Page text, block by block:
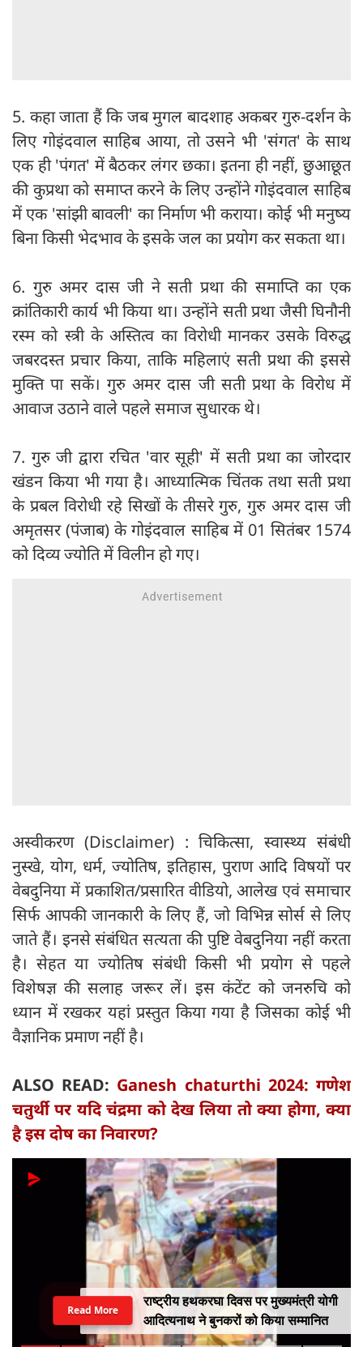
5. कहा जाता हैं कि जब मुगल बादशाह अकबर गुरु-दर्शन के
लिए गोइंदवाल साहिब आया, तो उसने भी 'संगत' के साथ
एक ही 'पंगत' में बैठकर लंगर छका। इतना ही नहीं, छुआछूत
की कुप्रथा को समाप्त करने के लिए उन्होंने गोइंदवाल साहिब
में एक 'सांझी बावली' का निर्माण भी कराया। कोई भी मनुष्य
बिना किसी भेदभाव के इसके जल का प्रयोग कर सकता था।
6. गुरु अमर दास जी ने सती प्रथा की समाप्ति का एक
क्रांतिकारी कार्य भी किया था। उन्होंने सती प्रथा जैसी घिनौनी
रस्म को स्त्री के अस्तित्व का विरोधी मानकर उसके विरुद्ध
जबरदस्त प्रचार किया, ताकि महिलाएं सती प्रथा की इससे
मुक्ति पा सकें। गुरु अमर दास जी सती प्रथा के विरोध में
आवाज उठाने वाले पहले समाज सुधारक थे।
7. गुरु जी द्वारा रचित 'वार सूही' में सती प्रथा का जोरदार
खंडन किया भी गया है। आध्यात्मिक चिंतक तथा सती प्रथा
के प्रबल विरोधी रहे सिखों के तीसरे गुरु, गुरु अमर दास जी
अमृतसर (पंजाब) के गोइंदवाल साहिब में 01 सितंबर 1574
को दिव्य ज्योति में विलीन हो गए।
अस्वीकरण (Disclaimer) : चिकित्सा, स्वास्थ्य संबंधी
नुस्खे, योग, धर्म, ज्योतिष, इतिहास, पुराण आदि विषयों पर
वेबदुनिया में प्रकाशित/प्रसारित वीडियो, आलेख एवं समाचार
सिर्फ आपकी जानकारी के लिए हैं, जो विभिन्न सोर्स से लिए
जाते हैं। इनसे संबंधित सत्यता की पुष्टि वेबदुनिया नहीं करता
है। सेहत या ज्योतिष संबंधी किसी भी प्रयोग से पहले
विशेषज्ञ की सलाह जरूर लें। इस कंटेंट को जनरुचि को
ध्यान में रखकर यहां प्रस्तुत किया गया है जिसका कोई भी
वैज्ञानिक प्रमाण नहीं है।
ALSO READ: Ganesh chaturthi 2024: गणेश
चतुर्थी पर यदि चंद्रमा को देख लिया तो क्या होगा, क्या
है इस दोष का निवारण?
राष्ट्रीय हथकरघा दिवस पर मुख्यमंत्री योगी
आदित्यनाथ ने बुनकरों को किया सम्मानित
Read More